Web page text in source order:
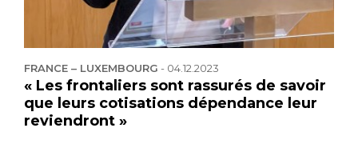
FRANCE – LUXEMBOURG - 04.12.2023
« Les frontaliers sont rassurés de savoir
que leurs cotisations dépendance leur
reviendront »